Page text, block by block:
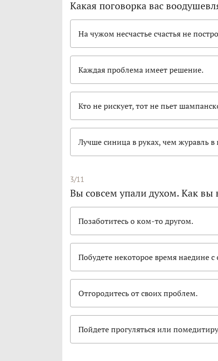
Какая поговорка вас
На чужом несчастье счастья не
Каждая проблема имеет решение.
Кто не рискует, тот не пьет
Лучше синица в руках, чем журавль в
3/11
Вы совсем упали духом. Как вы
Позаботитесь о ком-то другом.
Побудете некоторое время наедине с
Отгородитесь от своих проблем.
Пойдете прогуляться или